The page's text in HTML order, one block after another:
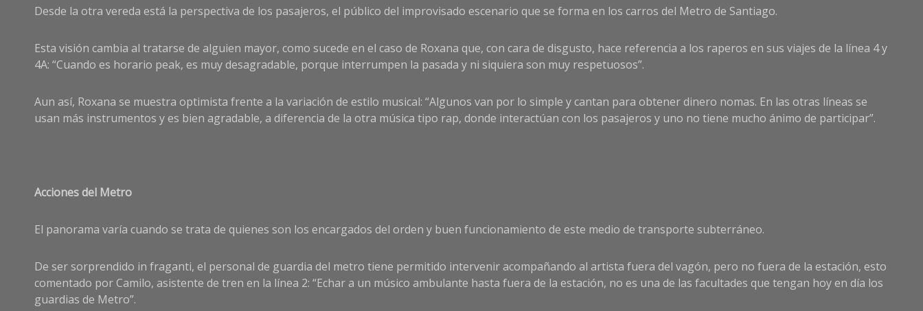
Desde la otra vereda está la perspectiva de los pasajeros, el público del improvisado escenario que se forma en los carros del Metro de Santiago.
Esta visión cambia al tratarse de alguien mayor, como sucede en el caso de Roxana que, con cara de disgusto, hace referencia a los raperos en sus viajes de la línea 4 y
4A: “Cuando es horario peak, es muy desagradable, porque interrumpen la pasada y ni siquiera son muy respetuosos”.
Aun así, Roxana se muestra optimista frente a la variación de estilo musical: “Algunos van por lo simple y cantan para obtener dinero nomas. En las otras líneas se
usan más instrumentos y es bien agradable, a diferencia de la otra música tipo rap, donde interactúan con los pasajeros y uno no tiene mucho ánimo de participar”.
Acciones del Metro
El panorama varía cuando se trata de quienes son los encargados del orden y buen funcionamiento de este medio de transporte subterráneo.
De ser sorprendido in fraganti, el personal de guardia del metro tiene permitido intervenir acompañando al artista fuera del vagón, pero no fuera de la estación, esto
comentado por Camilo, asistente de tren en la línea 2: “Echar a un músico ambulante hasta fuera de la estación, no es una de las facultades que tengan hoy en día los
guardias de Metro”.